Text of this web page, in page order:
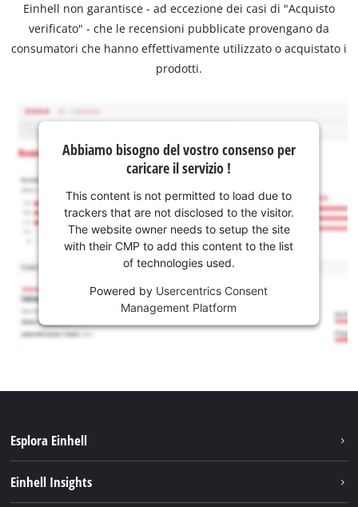
Einhell non garantisce - ad eccezione dei casi di "Acquisto
verificato" - che le recensioni pubblicate provengano da
consumatori che hanno effettivamente utilizzato o acquistato i
prodotti.
Abbiamo bisogno del vostro consenso per
caricare il servizio !
This content is not permitted to load due to
trackers that are not disclosed to the visitor.
The website owner needs to setup the site
with their CMP to add this content to the list
of technologies used.
Powered by Usercentrics Consent
Management Platform
Esplora Einhell
Einhell Insights